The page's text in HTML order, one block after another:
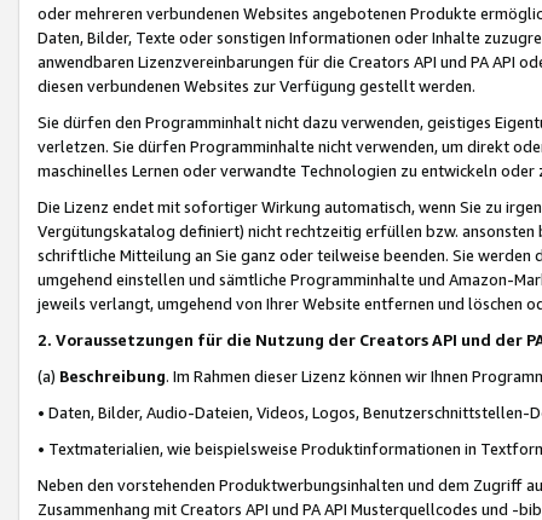
oder mehreren verbundenen Websites angebotenen Produkte
Daten, Bilder, Texte oder sonstigen Informationen oder Inhalte
anwendbaren Lizenzvereinbarungen für die Creators API und PA API
diesen verbundenen Websites zur Verfügung gestellt werden.
Sie dürfen den Programminhalt nicht dazu verwenden, geistiges
verletzen. Sie dürfen Programminhalte nicht verwenden, um direkt
maschinelles Lernen oder verwandte Technologien zu entwickeln
Die Lizenz endet mit sofortiger Wirkung automatisch, wenn Sie zu
Vergütungskatalog definiert) nicht rechtzeitig erfüllen bzw. ansonsten
schriftliche Mitteilung an Sie ganz oder teilweise beenden. Sie werden
umgehend einstellen und sämtliche Programminhalte und Amazon-
jeweils verlangt, umgehend von Ihrer Website entfernen und löschen
2. Voraussetzungen für die Nutzung der Creators API und der
(a) Beschreibung. Im Rahmen dieser Lizenz können wir Ihnen
• Daten, Bilder, Audio-Dateien, Videos, Logos, Benutzerschnittstellen-
• Textmaterialien, wie beispielsweise Produktinformationen in
Neben den vorstehenden Produktwerbungsinhalten und dem Zugriff
Zusammenhang mit Creators API und PA API Musterquellcodes und